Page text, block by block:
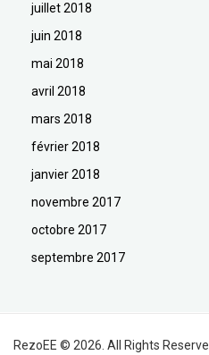
juillet 2018
juin 2018
mai 2018
avril 2018
mars 2018
février 2018
janvier 2018
novembre 2017
octobre 2017
septembre 2017
RezoEE © 2026. All Rights